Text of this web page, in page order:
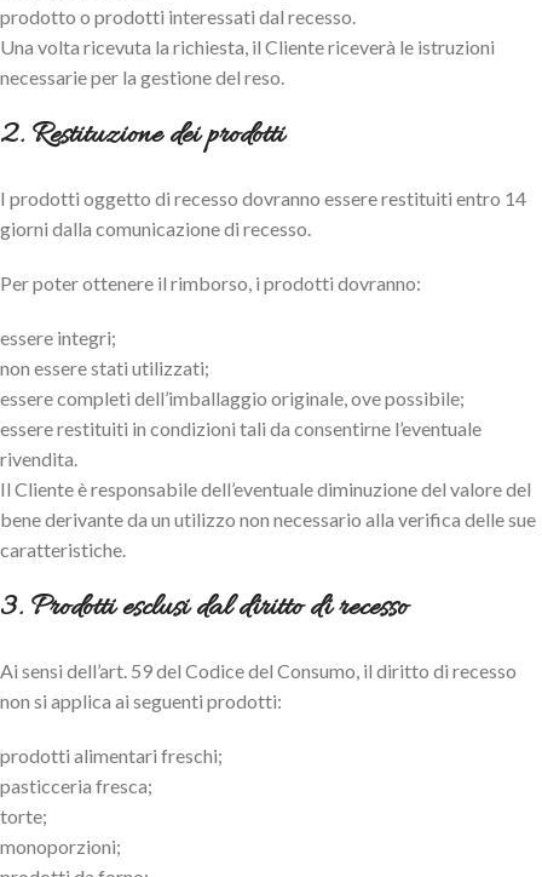
prodotto o prodotti interessati dal recesso.
Una volta ricevuta la richiesta, il Cliente riceverà le istruzioni
necessarie per la gestione del reso.
2. Restituzione dei prodotti
I prodotti oggetto di recesso dovranno essere restituiti entro 14
giorni dalla comunicazione di recesso.
Per poter ottenere il rimborso, i prodotti dovranno:
essere integri;
non essere stati utilizzati;
essere completi dell’imballaggio originale, ove possibile;
essere restituiti in condizioni tali da consentirne l’eventuale
rivendita.
Il Cliente è responsabile dell’eventuale diminuzione del valore del
bene derivante da un utilizzo non necessario alla verifica delle sue
caratteristiche.
3. Prodotti esclusi dal diritto di recesso
Ai sensi dell’art. 59 del Codice del Consumo, il diritto di recesso
non si applica ai seguenti prodotti:
prodotti alimentari freschi;
pasticceria fresca;
torte;
monoporzioni;